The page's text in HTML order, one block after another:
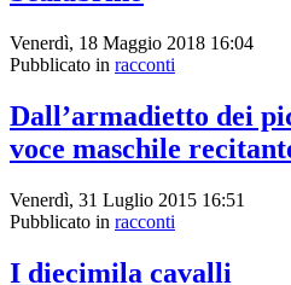
Venerdì, 18 Maggio 2018 16:04
Pubblicato in racconti
Dall’armadietto dei
voce maschile
Venerdì, 31 Luglio 2015 16:51
Pubblicato in racconti
I diecimila cavalli